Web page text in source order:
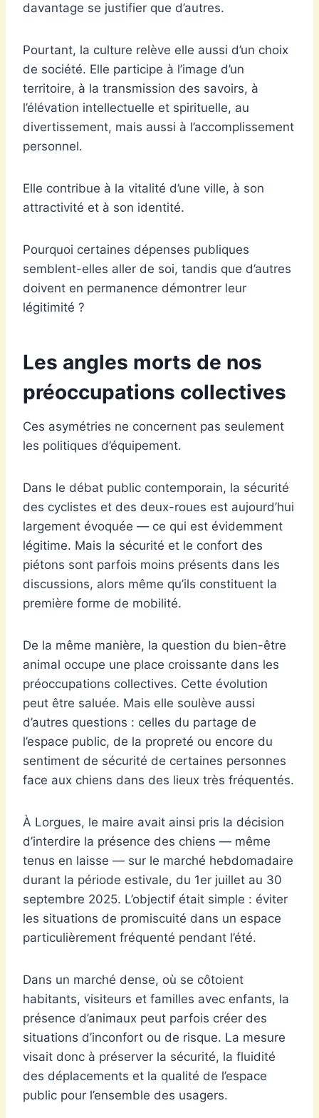
davantage se justifier que d’autres.
Pourtant, la culture relève elle aussi d’un choix
de société. Elle participe à l’image d’un
territoire, à la transmission des savoirs, à
l’élévation intellectuelle et spirituelle, au
divertissement, mais aussi à l’accomplissement
personnel.
Elle contribue à la vitalité d’une ville, à son
attractivité et à son identité.
Pourquoi certaines dépenses publiques
semblent-elles aller de soi, tandis que d’autres
doivent en permanence démontrer leur
légitimité ?
Les angles morts de nos
préoccupations collectives
Ces asymétries ne concernent pas seulement
les politiques d’équipement.
Dans le débat public contemporain, la sécurité
des cyclistes et des deux-roues est aujourd’hui
largement évoquée — ce qui est évidemment
légitime. Mais la sécurité et le confort des
piétons sont parfois moins présents dans les
discussions, alors même qu’ils constituent la
première forme de mobilité.
De la même manière, la question du bien-être
animal occupe une place croissante dans les
préoccupations collectives. Cette évolution
peut être saluée. Mais elle soulève aussi
d’autres questions : celles du partage de
l’espace public, de la propreté ou encore du
sentiment de sécurité de certaines personnes
face aux chiens dans des lieux très fréquentés.
À Lorgues, le maire avait ainsi pris la décision
d’interdire la présence des chiens — même
tenus en laisse — sur le marché hebdomadaire
durant la période estivale, du 1er juillet au 30
septembre 2025. L’objectif était simple : éviter
les situations de promiscuité dans un espace
particulièrement fréquenté pendant l’été.
Dans un marché dense, où se côtoient
habitants, visiteurs et familles avec enfants, la
présence d’animaux peut parfois créer des
situations d’inconfort ou de risque. La mesure
visait donc à préserver la sécurité, la fluidité
des déplacements et la qualité de l’espace
public pour l’ensemble des usagers.